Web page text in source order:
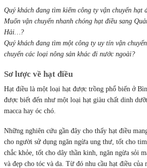
Quý khách đang tìm kiếm công ty vận chuyển hạt
Muốn vận chuyển nhanh chóng hạt điều sang
Hải…?
Quý khách đang tìm một công ty uy tín vận
chuyển các loại nông sản khác đi nước ngoài?
Sơ lược về hạt điều
Hạt điều là một loại hạt được trồng phổ biến ở
được biết đến như một loại hạt giàu chất dinh
macca hay óc chó.
Những nghiên cứu gần đây cho thấy hạt điều
cho người sử dụng ngăn ngừa ung thư, tốt cho
chắc khỏe, tốt cho dây thần kinh, ngăn ngừa sỏi
và đẹp cho tóc và da. Từ đó nhu cầu hạt điều của